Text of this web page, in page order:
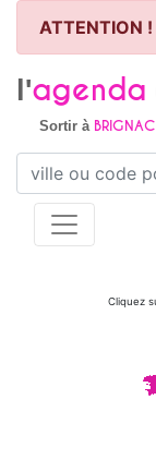
ATTENTION !
l'agenda
Sortir à BRIGNAC
Cliquez